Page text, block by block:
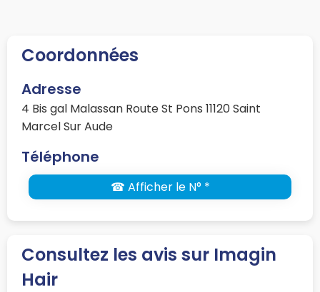
Coordonnées
Adresse
4 Bis gal Malassan Route St Pons 11120 Saint
Marcel Sur Aude
Téléphone
☎ Afficher le N° *
Consultez les avis sur Imagin
Hair